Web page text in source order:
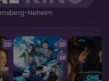
2D
2D
4K